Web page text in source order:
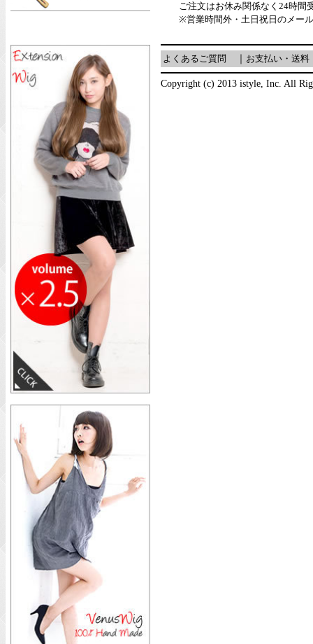
ご注文はお休み関係なく24時間
※営業時間外・土日祝日のメー
よくあるご質問 お支払い・送料
Copyright (c) 2013 istyle, Inc. All